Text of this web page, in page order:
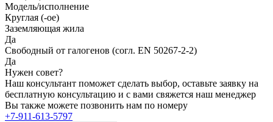
Модель/исполнение
Круглая (-ое)
Заземляющая жила
Да
Свободный от галогенов (согл. EN 50267-2-2)
Да
Нужен совет?
Наш консультант поможет сделать выбор, оставьте заявку на
бесплатную консультацию и с вами свяжется наш менеджер
Вы также можете позвонить нам по номеру
+7-911-613-5797